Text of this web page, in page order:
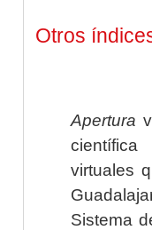
Otros
Apertura
científica
virtuales
Sistema